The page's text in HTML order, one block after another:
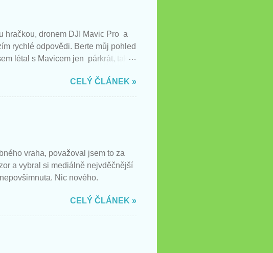
hračkou, dronem DJI Mavic Pro a
rychlé odpovědi. Berte můj pohled
létal s Mavicem jen párkrát, takže
CELÝ ČLÁNEK »
vraha, považoval jsem to za
a vybral si mediálně nejvděčnější
Nic nového.
CELÝ ČLÁNEK »